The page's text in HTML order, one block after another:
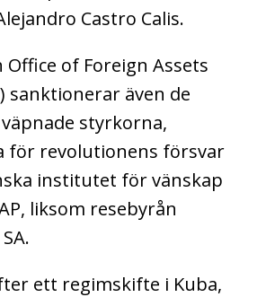
Castro Calis.
of Foreign Assets
sanktionerar även de
styrkorna,
för revolutionens försvar
institutet för vänskap
liksom resebyrån
ett regimskifte i Kuba,